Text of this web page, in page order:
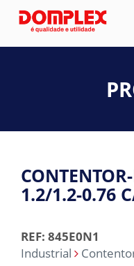
1.2/1.2-0.76
REF: 845E0N1
Industrial